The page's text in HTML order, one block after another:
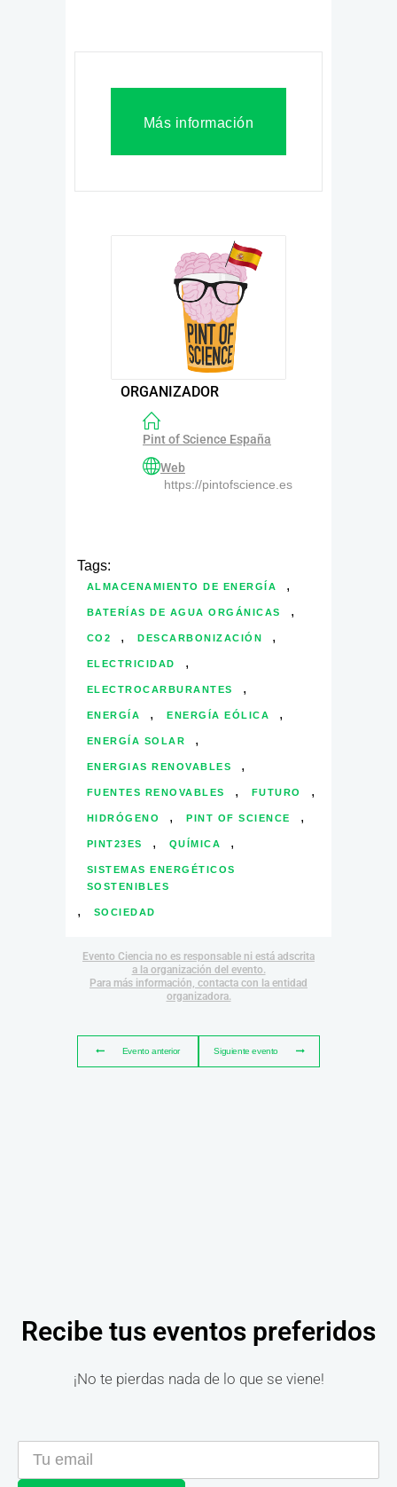
Más información
ORGANIZADOR
Pint of Science España
Web
https://pintofscience.es
Tags:
ALMACENAMIENTO DE ENERGÍA ,
BATERÍAS DE AGUA ORGÁNICAS ,
CO2 , DESCARBONIZACIÓN ,
ELECTRICIDAD ,
ELECTROCARBURANTES ,
ENERGÍA , ENERGÍA EÓLICA ,
ENERGÍA SOLAR ,
ENERGIAS RENOVABLES ,
FUENTES RENOVABLES , FUTURO ,
HIDRÓGENO , PINT OF SCIENCE ,
PINT23ES , QUÍMICA ,
SISTEMAS ENERGÉTICOS
SOSTENIBLES
, SOCIEDAD
Evento Ciencia no es responsable ni está adscrita
a la organización del evento.
Para más información, contacta con la entidad
organizadora.
Evento anterior Siguiente evento
Recibe tus eventos preferidos
¡No te pierdas nada de lo que se viene!